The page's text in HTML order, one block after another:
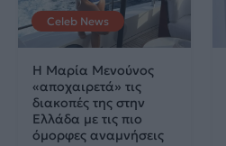
Celeb News
Η Μαρία Μενούνος
«αποχαιρετά» τις
διακοπές της στην
Ελλάδα με τις πιο
όμορφες αναμνήσεις